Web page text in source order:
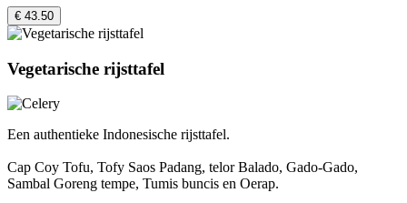
€ 43.50
Vegetarische rijsttafel
Een authentieke Indonesische rijsttafel.
Cap Coy Tofu, Tofy Saos Padang, telor Balado, Gado-Gado,
Sambal Goreng tempe, Tumis buncis en Oerap.